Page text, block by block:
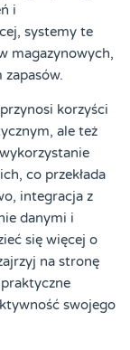
i
systemy te
magazynowych,
korzyści
ale też
co przekłada
integracja z
danymi i
się więcej o
na stronę
swojego